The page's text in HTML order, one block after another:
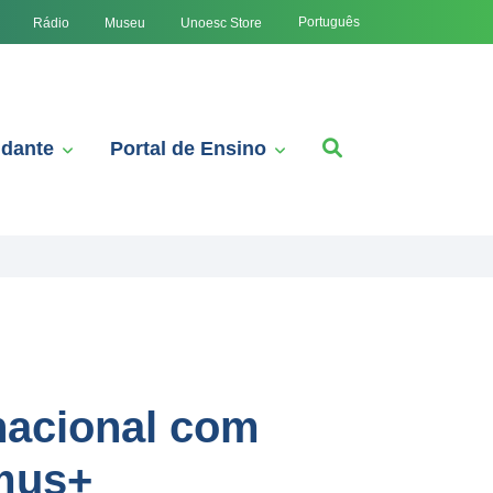
Rádio Museu Unoesc Store Português
Portal de Ensino
com